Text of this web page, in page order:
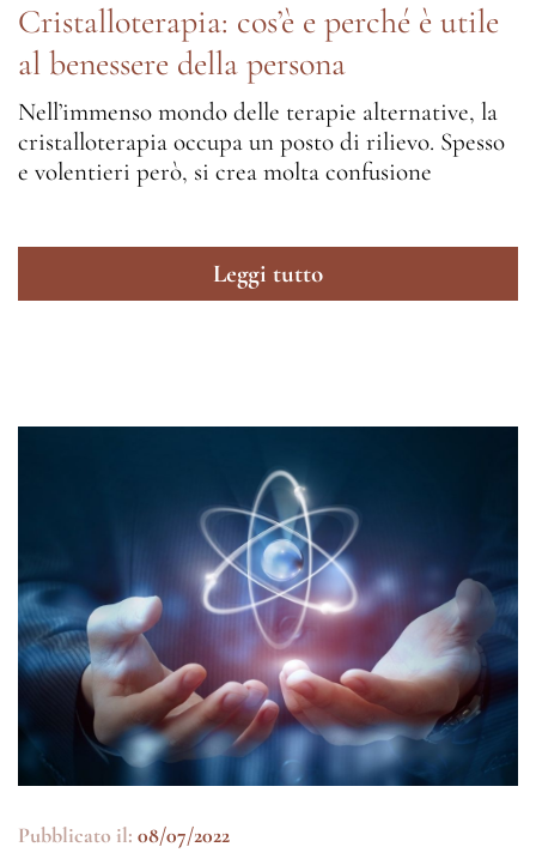
Cristalloterapia: cos’è e perché è utile
al benessere della persona
Nell’immenso mondo delle terapie alternative, la
cristalloterapia occupa un posto di rilievo. Spesso
e volentieri però, si crea molta confusione
Leggi tutto
Pubblicato il: 08/07/2022